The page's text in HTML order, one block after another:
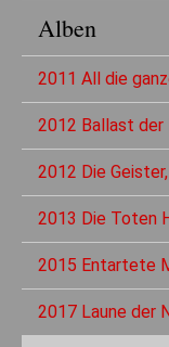
Alben
2011 All die
2012 Ballast der
2012 Die
2013 Die Toten
2015 Entartete
2017 Laune der